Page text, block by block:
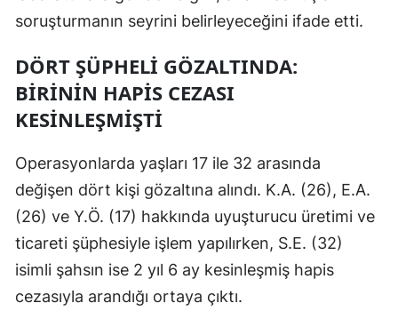
Samsun
Siirt
Tekirdağ
Tokat
Trabzon
Tunceli
soruşturmanın seyrini belirleyeceğini ifade etti.
DÖRT ŞÜPHELI GÖZALTINDA:
BIRININ HAPIS CEZASI
KESINLEŞMIŞTI
Operasyonlarda yaşları 17 ile 32 arasında
değişen dört kişi gözaltına alındı. K.A. (26), E.A.
(26) ve Y.Ö. (17) hakkında uyuşturucu üretimi ve
ticareti şüphesiyle işlem yapılırken, S.E. (32)
isimli şahsın ise 2 yıl 6 ay kesinleşmiş hapis
cezasıyla arandığı ortaya çıktı.